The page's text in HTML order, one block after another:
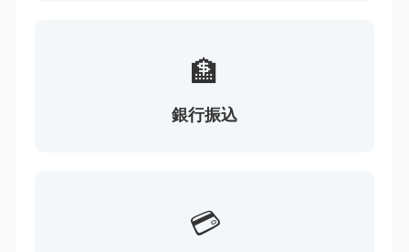
🏦
銀行振込
💳